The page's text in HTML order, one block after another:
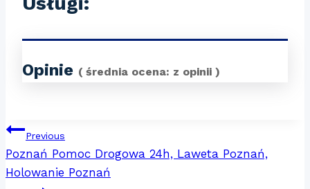
Opinie ( średnia ocena: z opinii )
Nawigacja
wpisu
Previous
Poznań Pomoc Drogowa 24h, Laweta Poznań,
Holowanie Poznań